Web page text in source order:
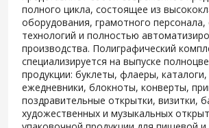
полного цикла, состоящее из
оборудования, грамотного
технологий и полностью
производства. Полиграфический
специализируется на выпуске
продукции: буклеты, флаеры, каталоги,
ежедневники, блокноты, конверты,
поздравительные открытки, визитки,
художественных и музыкальных